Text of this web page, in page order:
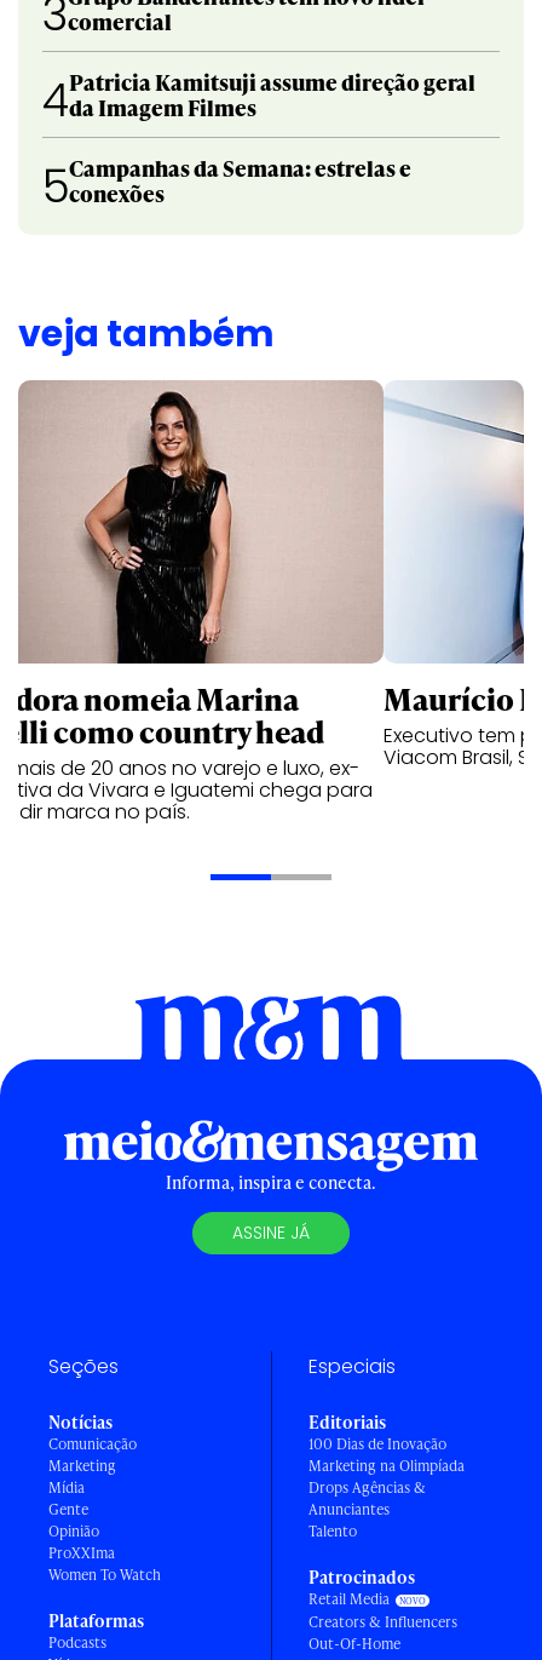
3comercial
4Patricia Kamitsuji assume direção geral
da Imagem Filmes
5Campanhas da Semana: estrelas e
conexões
veja também
nomeia Marina
como country head
mais de 20 anos no varejo e luxo, ex-
da Vivara e Iguatemi chega para
marca no país.
Maurício
Executivo tem
Viacom Brasil,
Informa, inspira e conecta.
ASSINE JÁ
Seções
Notícias
Comunicação
Marketing
Mídia
Gente
Opinião
ProXXIma
Women To Watch
Plataformas
Podcasts
Especiais
Editoriais
100 Dias de Inovação
Marketing na Olimpíada
Drops Agências &
Anunciantes
Talento
Patrocinados
Retail Media
Creators & Influencers
Out-Of-Home